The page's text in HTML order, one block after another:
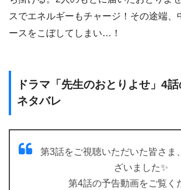
スでエネルギーもチャージ！その途端、
ースをこぼしてしまい…！
ドラマ「先生のおとりよせ」4話
ネタバレ
第3話をご視聴いただいた皆さま
ざいました✨
第4話の予告動画をご覧く